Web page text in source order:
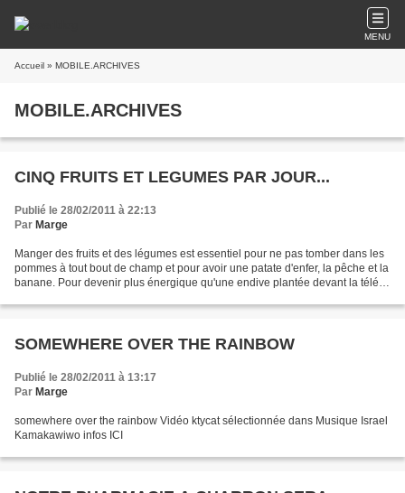
MENU
Accueil » MOBILE.ARCHIVES
MOBILE.ARCHIVES
CINQ FRUITS ET LEGUMES PAR JOUR...
Publié le 28/02/2011 à 22:13
Par Marge
Manger des fruits et des légumes est essentiel pour ne pas tomber dans les
pommes à tout bout de champ et pour avoir une patate d'enfer, la pêche et la
banane. Pour devenir plus énergique qu'une endive plantée devant la télé
SOMEWHERE OVER THE RAINBOW
Publié le 28/02/2011 à 13:17
Par Marge
somewhere over the rainbow Vidéo ktycat sélectionnée dans Musique Israel
Kamakawiwo infos ICI